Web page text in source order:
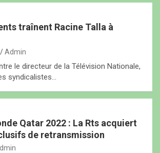
traînent Racine Talla à
Admin
le directeur de la Télévision Nationale,
syndicalistes…
Qatar 2022 : La Rts acquiert
de retransmission